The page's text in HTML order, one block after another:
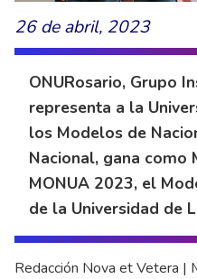
26 de abril, 2023
ONURosario, Grupo
representa a la
los Modelos de
Nacional, gana como
MONUA 2023, el
de la Universidad de
Redacción Nova et Vetera |